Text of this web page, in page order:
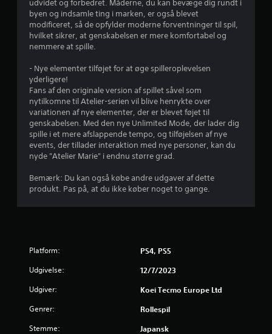
e
a
f
j
udvidet og forbedret. Måderne, du kan bevæge dig rundt i
byen og indsamle ting i marken, er også blevet
modificeret, så de opfylder moderne forventninger til spil,
hvilket sikrer, at genskabelsen er mere komfortabel og
nemmere at spille.
- Nye elementer tilføjet for at øge spilleroplevelsen
yderligere!
Fans af den originale version af spillet såvel som
nytilkomne til Atelier-serien vil blive henrykte over
variationen af nye elementer, der er blevet føjet til
genskabelsen. Med den nye Unlimited Mode, der lader dig
spille i et mere afslappende tempo, og tilføjelsen af nye
events, der tillader interaktion med nye personer, kan du
nyde "Atelier Marie" i endnu større grad.
Bemærk: Du kan også købe andre udgaver af dette
produkt. Pas på, at du ikke køber noget to gange.
Platform: PS4, PS5
Udgivelse: 12/7/2023
Udgiver: Koei Tecmo Europe Ltd
Genrer: Rollespil
Stemme: Japansk